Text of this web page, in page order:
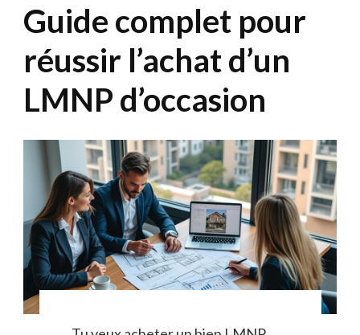
Guide complet pour
réussir l’achat d’un
LMNP d’occasion